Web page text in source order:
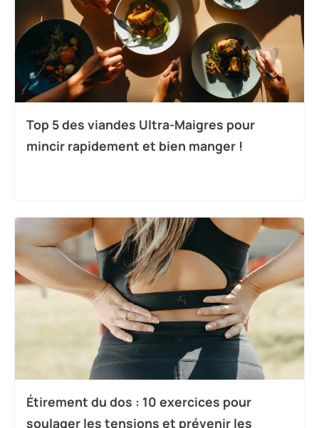
Top 5 des viandes Ultra-Maigres pour
mincir rapidement et bien manger !
Étirement du dos : 10 exercices pour
soulager les tensions et prévenir les